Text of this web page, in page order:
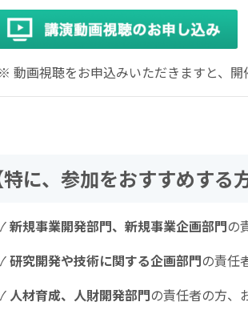
※ 動画視聴をお申込みいただきますと、開
特に、参加をおすすめする方
新規事業開発部門、新規事業企画部門の
研究開発や技術に関する企画部門の責任
人材育成、人財開発部門の責任者の方、